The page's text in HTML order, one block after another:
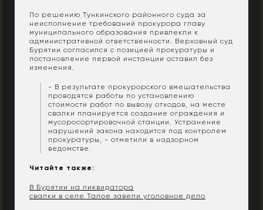
По решению Тункинского районного суда за
неисполнение требований прокурора главу
муниципального образования привлекли к
административной ответственности. Верховный суд
Бурятии согласился с позицией прокуратуры и
постановление первой инстанции оставил без
изменения.
- В результате прокурорского вмешательства
проводятся работы по установлению
стоимости работ по вывозу отходов, на месте
свалки планируется создание ограждения и
мусоросортировочной станции. Устранение
нарушений закона находится под контролем
прокуратуры, - отметили в надзорном
ведомстве.
Читайте также:
В Бурятии на ликвидатора
свалки в селе Талое завели уголовное дело